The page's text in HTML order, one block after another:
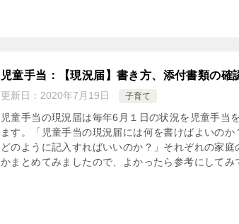
児童手当：【現況届】書き方、添付書類の確
更新日： 2020年7月19日 子育て
児童手当の現況届は毎年6月１日の状況を児童手当
ます。「児童手当の現況届には何を書けばよいの
どのように記入すればいいのか？」それぞれの家
かまとめてみましたので、よかったら参考にしてみ